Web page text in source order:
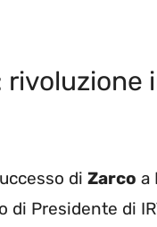
rivoluzione
di Zarco a
di Presidente di